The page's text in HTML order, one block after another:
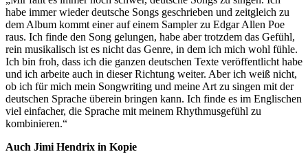
habe immer wieder deutsche Songs geschrieben und zeitgleich zu
dem Album kommt einer auf einem Sampler zu Edgar Allen Poe
raus. Ich finde den Song gelungen, habe aber trotzdem das Gefühl,
rein musikalisch ist es nicht das Genre, in dem ich mich wohl fühle.
Ich bin froh, dass ich die ganzen deutschen Texte veröffentlicht habe
und ich arbeite auch in dieser Richtung weiter. Aber ich weiß nicht,
ob ich für mich mein Songwriting und meine Art zu singen mit der
deutschen Sprache überein bringen kann. Ich finde es im Englischen
viel einfacher, die Sprache mit meinem Rhythmusgefühl zu
kombinieren.“
Auch Jimi Hendrix in Kopie